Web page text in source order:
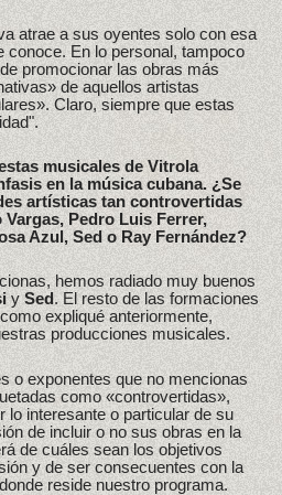
atrae a sus oyentes solo con esa
conoce. En lo personal, tampoco
promocionar las obras más
de aquellos artistas
Claro, siempre que estas
musicales de Vitrola
en la música cubana. ¿Se
artísticas tan controvertidas
Pedro Luis Ferrer,
Azul, Sed o Ray Fernández?
hemos radiado muy buenos
ySed. El resto de las formaciones
expliqué anteriormente,
producciones musicales.
o exponentes que no mencionas
como «controvertidas»,
lo interesante o particular de su
de incluir o no sus obras en la
de cuáles sean los objetivos
y de ser consecuentes con la
reside nuestro programa.